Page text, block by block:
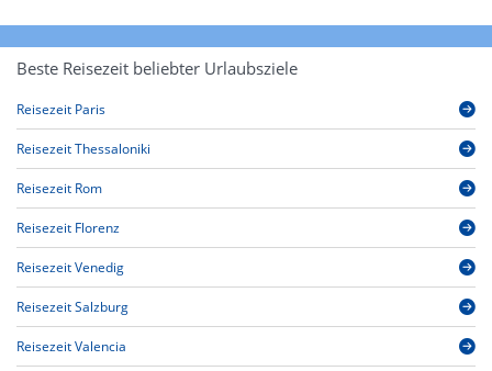
Beste Reisezeit beliebter Urlaubsziele
Reisezeit Paris
Reisezeit Thessaloniki
Reisezeit Rom
Reisezeit Florenz
Reisezeit Venedig
Reisezeit Salzburg
Reisezeit Valencia